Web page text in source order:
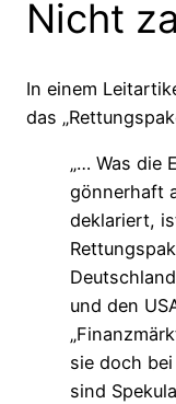
Nicht
In einem
das
„… Was die
gönnerhaft
deklariert,
und den
sie doch
sind